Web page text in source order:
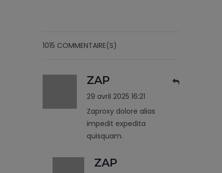
1015 COMMENTAIRE(S)
ZAP
29 avril 2025 16:21
Zaproxy dolore alias
impedit expedita
quisquam.
ZAP